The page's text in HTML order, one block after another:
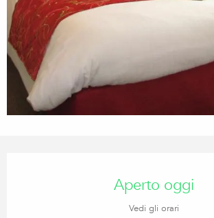
Aperto oggi
Vedi gli orari